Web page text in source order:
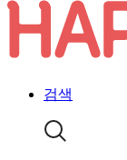
검색